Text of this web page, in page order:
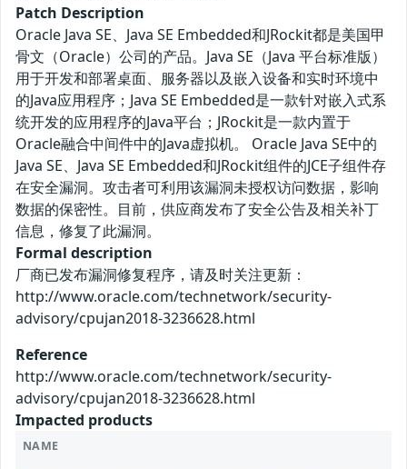
Patch Description
Oracle Java SE、Java SE Embedded和JRockit都是美国甲
骨文（Oracle）公司的产品。Java SE（Java 平台标准版）
用于开发和部署桌面、服务器以及嵌入设备和实时环境中
的Java应用程序；Java SE Embedded是一款针对嵌入式系
统开发的应用程序的Java平台；JRockit是一款内置于
Oracle融合中间件中的Java虚拟机。 Oracle Java SE中的
Java SE、Java SE Embedded和JRockit组件的JCE子组件存
在安全漏洞。攻击者可利用该漏洞未授权访问数据，影响
数据的保密性。目前，供应商发布了安全公告及相关补丁
信息，修复了此漏洞。
Formal description
厂商已发布漏洞修复程序，请及时关注更新：
http://www.oracle.com/technetwork/security-
advisory/cpujan2018-3236628.html
Reference
http://www.oracle.com/technetwork/security-
advisory/cpujan2018-3236628.html
Impacted products
NAME